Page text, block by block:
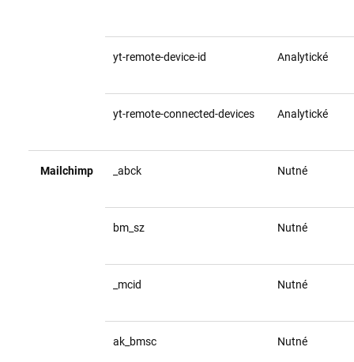
yt-remote-device-id Analytické
yt-remote-connected-devices Analytické
Mailchimp _abck Nutné
bm_sz Nutné
_mcid Nutné
ak_bmsc Nutné